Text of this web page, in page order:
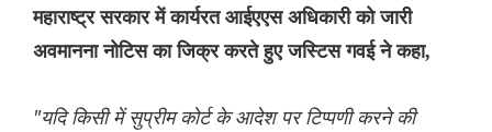
महाराष्ट्र सरकार में कार्यरत आईएएस अधिकारी को जारी
अवमानना ​​नोटिस का जिक्र करते हुए जस्टिस गवई ने कहा,
"यदि किसी में सुप्रीम कोर्ट के आदेश पर टिप्पणी करने की